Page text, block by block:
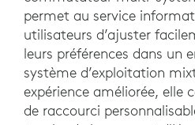
permet au service
utilisateurs d’ajuster
leurs préférences dans un
système d’exploitation
expérience améliorée, elle
de raccourci